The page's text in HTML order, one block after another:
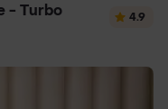
- Turbo 4.9